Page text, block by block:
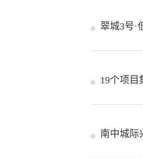
翠城3号·
19个项目
南中城际